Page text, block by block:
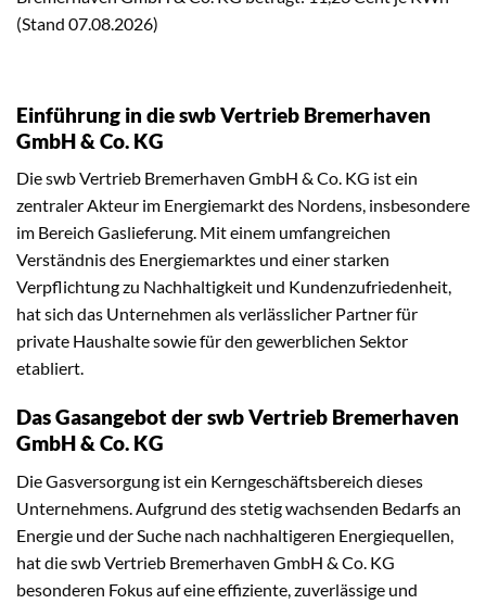
(Stand 07.08.2026)
Einführung in die swb Vertrieb Bremerhaven
GmbH & Co. KG
Die swb Vertrieb Bremerhaven GmbH & Co. KG ist ein
zentraler Akteur im Energiemarkt des Nordens, insbesondere
im Bereich Gaslieferung. Mit einem umfangreichen
Verständnis des Energiemarktes und einer starken
Verpflichtung zu Nachhaltigkeit und Kundenzufriedenheit,
hat sich das Unternehmen als verlässlicher Partner für
private Haushalte sowie für den gewerblichen Sektor
etabliert.
Das Gasangebot der swb Vertrieb Bremerhaven
GmbH & Co. KG
Die Gasversorgung ist ein Kerngeschäftsbereich dieses
Unternehmens. Aufgrund des stetig wachsenden Bedarfs an
Energie und der Suche nach nachhaltigeren Energiequellen,
hat die swb Vertrieb Bremerhaven GmbH & Co. KG
besonderen Fokus auf eine effiziente, zuverlässige und